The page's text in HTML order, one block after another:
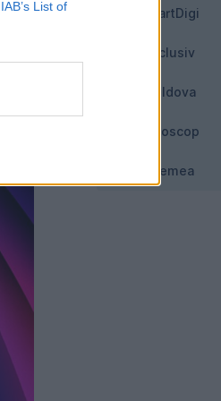
IAB’s List of
SmartDigi
Exclusiv
Moldova
Horoscop
Vremea